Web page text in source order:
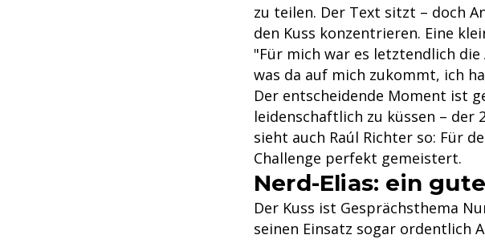
zu teilen. Der Text sitzt – doch
den Kuss konzentrieren. Eine
"Für mich war es letztendlich
was da auf mich zukommt, ich
Der entscheidende Moment ist
leidenschaftlich zu küssen – der
sieht auch Raúl Richter so: Für
Challenge perfekt gemeistert.
Nerd-Elias: ein
Der Kuss ist Gesprächsthema
seinen Einsatz sogar ordentlich